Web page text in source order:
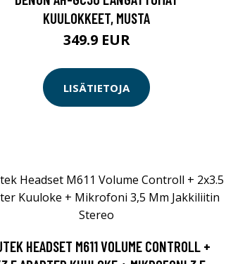
KUULOKKEET, MUSTA
349.9 EUR
LISÄTIETOJA
HEADSET M611 VOLUME CONTROLL +